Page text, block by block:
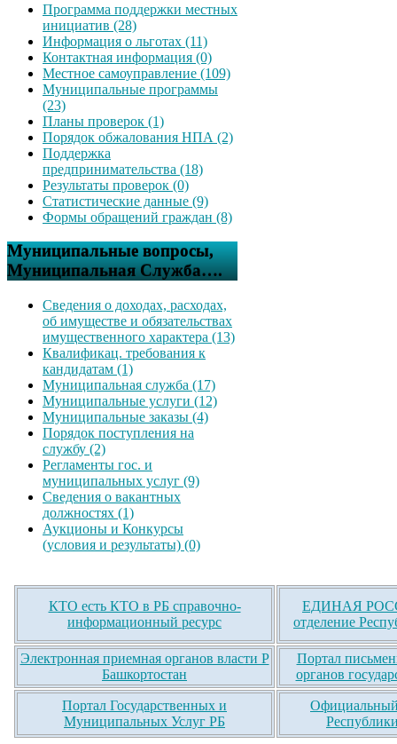
Программа поддержки местных
инициатив (28)
Информация о льготах (11)
Контактная информация (0)
Местное самоуправление (109)
Муниципальные программы
(23)
Планы проверок (1)
Порядок обжалования НПА (2)
Поддержка
предпринимательства (18)
Результаты проверок (0)
Статистические данные (9)
Формы обращений граждан (8)
Муниципальные вопросы,
Муниципальная Служба….
Сведения о доходах, расходах,
об имуществе и обязательствах
имущественного характера (13)
Квалификац. требования к
кандидатам (1)
Муниципальная служба (17)
Муниципальные услуги (12)
Муниципальные заказы (4)
Порядок поступления на
службу (2)
Регламенты гос. и
муниципальных услуг (9)
Сведения о вакантных
должностях (1)
Аукционы и Конкурсы
(условия и результаты) (0)
КТО есть КТО в РБ справочно-
информационный ресурс
ЕДИНАЯ
отделение
Электронная приемная органов власти Р
Башкортостан
Портал
органов
Портал Государственных и
Муниципальных Услуг РБ
Официальный